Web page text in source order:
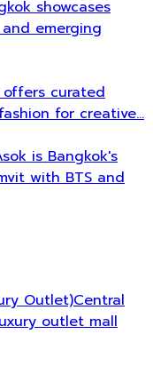
showcases
emerging
offers curated
for creative…
is Bangkok's
with BTS and
Outlet)Central
outlet mall